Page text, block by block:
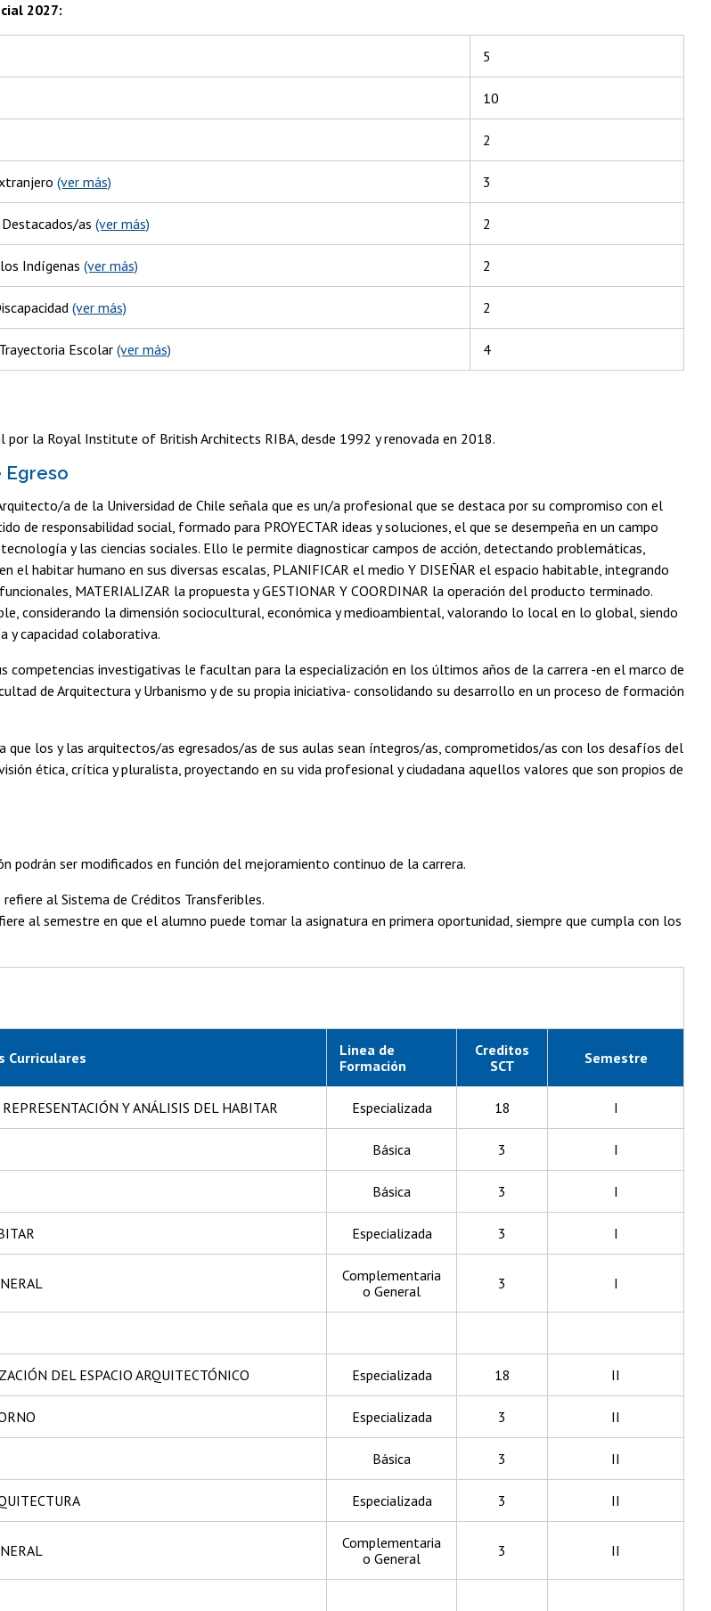
2027:
5
10
2
(ver más) 3
as (ver más) 2
Indígenas (ver más) 2
(ver más) 2
Escolar (ver más) 4
por la Royal Institute of British Architects RIBA, desde 1992 y renovada en 2018.
Egreso
a de la Universidad de Chile señala que es un/a profesional que se destaca por su compromiso con el
de responsabilidad social, formado para PROYECTAR ideas y soluciones, el que se desempeña en un campo
y las ciencias sociales. Ello le permite diagnosticar campos de acción, detectando problemáticas,
el habitar humano en sus diversas escalas, PLANIFICAR el medio Y DISEÑAR el espacio habitable, integrando
MATERIALIZAR la propuesta y GESTIONAR Y COORDINAR la operación del producto terminado.
considerando la dimensión sociocultural, económica y medioambiental, valorando lo local en lo global, siendo
y capacidad colaborativa.
competencias investigativas le facultan para la especialización en los últimos años de la carrera -en el marco de
de Arquitectura y Urbanismo y de su propia iniciativa- consolidando su desarrollo en un proceso de formación
que los y las arquitectos/as egresados/as de sus aulas sean íntegros/as, comprometidos/as con los desafíos del
ética, crítica y pluralista, proyectando en su vida profesional y ciudadana aquellos valores que son propios de
podrán ser modificados en función del mejoramiento continuo de la carrera.
refiere al Sistema de Créditos Transferibles.
al semestre en que el alumno puede tomar la asignatura en primera oportunidad, siempre que cumpla con los
Curriculares
Linea de
Formación
Creditos
SCT
Semestre
Y ANÁLISIS DEL HABITAR Especializada 18 I
Básica 3 I
Básica 3 I
Especializada 3 I
Complementaria
o General
3 I
DEL ESPACIO ARQUITECTÓNICO Especializada 18 II
Especializada 3 II
Básica 3 II
Especializada 3 II
Complementaria
o General
3 II